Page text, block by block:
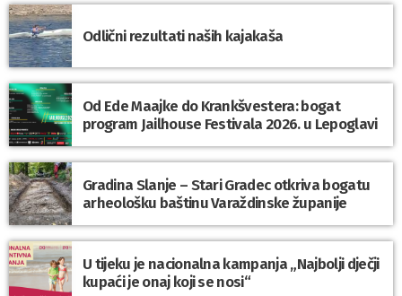
Odlični rezultati naših kajakaša
Od Ede Maajke do Krankšvestera: bogat
program Jailhouse Festivala 2026. u Lepoglavi
Gradina Slanje – Stari Gradec otkriva bogatu
arheološku baštinu Varaždinske županije
U tijeku je nacionalna kampanja „Najbolji dječji
kupaći je onaj koji se nosi“